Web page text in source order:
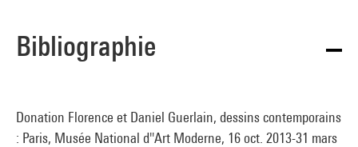
Bibliographie
Donation Florence et Daniel Guerlain, dessins contemporains
: Paris, Musée National d''Art Moderne, 16 oct. 2013-31 mars